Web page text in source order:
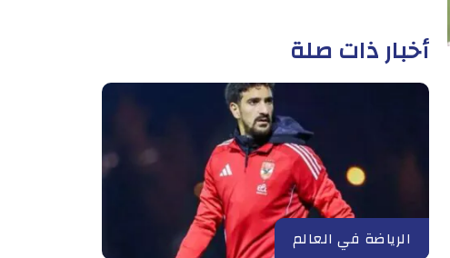
أخبار ذات صلة
الرياضة في العالم